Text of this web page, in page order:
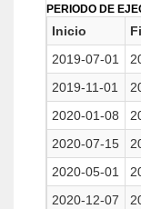
PERIODO DE
Inicio
2019-07-01
2019-11-01
2020-01-08
2020-07-15
2020-05-01
2020-12-07